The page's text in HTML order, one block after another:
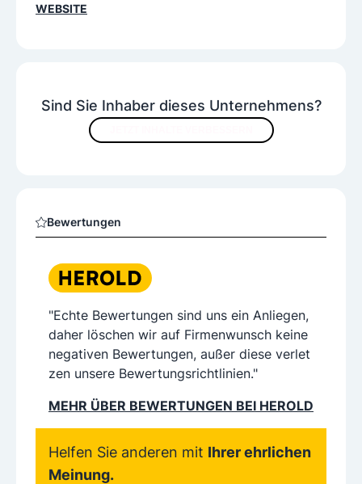
Sind Sie Inhaber dieses Unternehmens?
Bewertungen
"Echte Bewertungen sind uns ein Anliegen,
daher löschen wir auf Firmenwunsch keine
negativen Bewertungen, außer diese verlet
zen unsere Bewertungsrichtlinien."
MEHR ÜBER BEWERTUNGEN BEI HEROLD
Helfen Sie anderen mit Ihrer ehrlichen
Meinung.
WEBSITE